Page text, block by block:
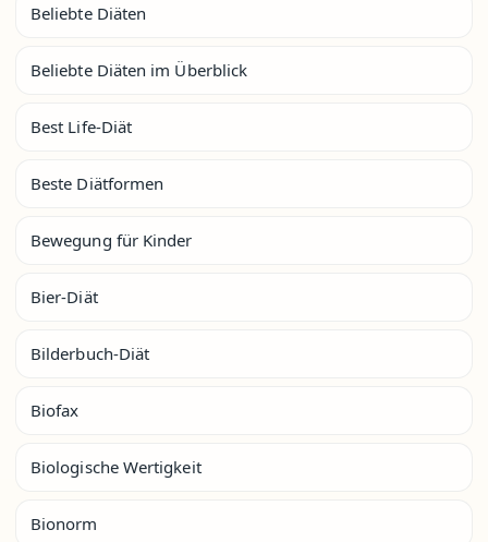
Beliebte Diäten
Beliebte Diäten im Überblick
Best Life-Diät
Beste Diätformen
Bewegung für Kinder
Bier-Diät
Bilderbuch-Diät
Biofax
Biologische Wertigkeit
Bionorm